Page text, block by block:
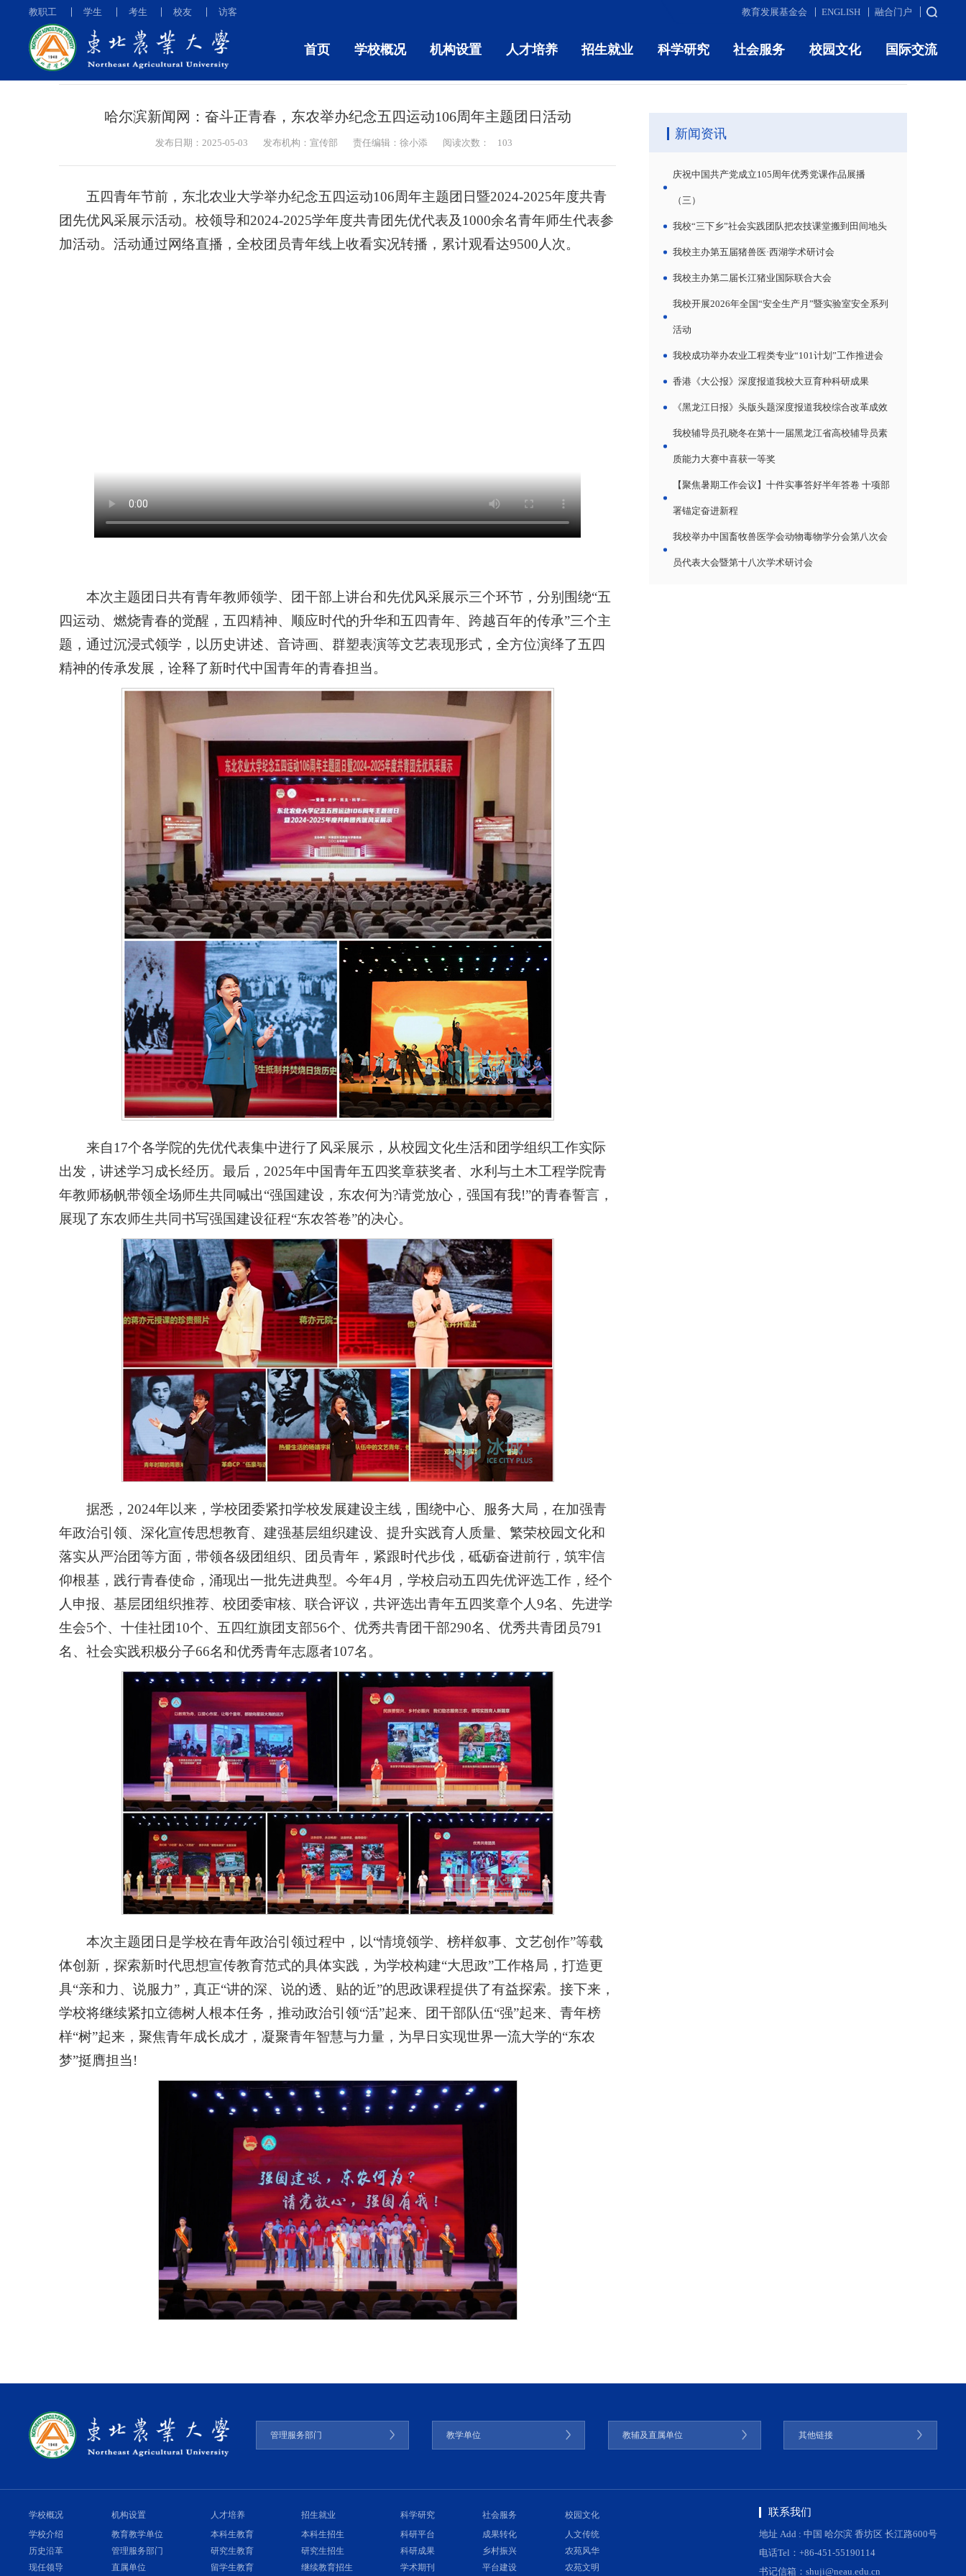
教职工 学生 考生 校友 访客 教育发展基金会 ENGLISH 融合门户
首页 学校概况 机构设置 人才培养 招生就业 科学研究 社会服务 校园文化 国际交流
媒体东农
哈尔滨新闻网：奋斗正青春，东农举办纪念五四运动106周年主题团日活动
发布日期：2025-05-03 发布机构：宣传部 责任编辑：徐小添 阅读次数： 103
五四青年节前，东北农业大学举办纪念五四运动106周年主题团日暨2024-2025年度共青
团先优风采展示活动。校领导和2024-2025学年度共青团先优代表及1000余名青年师生代表参
加活动。活动通过网络直播，全校团员青年线上收看实况转播，累计观看达9500人次。
本次主题团日共有青年教师领学、团干部上讲台和先优风采展示三个环节，分别围绕“五
四运动、燃烧青春的觉醒，五四精神、顺应时代的升华和五四青年、跨越百年的传承”三个主
题，通过沉浸式领学，以历史讲述、音诗画、群塑表演等文艺表现形式，全方位演绎了五四
精神的传承发展，诠释了新时代中国青年的青春担当。
来自17个各学院的先优代表集中进行了风采展示，从校园文化生活和团学组织工作实际
出发，讲述学习成长经历。最后，2025年中国青年五四奖章获奖者、水利与土木工程学院青
年教师杨帆带领全场师生共同喊出“强国建设，东农何为?请党放心，强国有我!”的青春誓言，
展现了东农师生共同书写强国建设征程“东农答卷”的决心。
据悉，2024年以来，学校团委紧扣学校发展建设主线，围绕中心、服务大局，在加强青
年政治引领、深化宣传思想教育、建强基层组织建设、提升实践育人质量、繁荣校园文化和
落实从严治团等方面，带领各级团组织、团员青年，紧跟时代步伐，砥砺奋进前行，筑牢信
仰根基，践行青春使命，涌现出一批先进典型。今年4月，学校启动五四先优评选工作，经个
人申报、基层团组织推荐、校团委审核、联合评议，共评选出青年五四奖章个人9名、先进学
生会5个、十佳社团10个、五四红旗团支部56个、优秀共青团干部290名、优秀共青团员791
名、社会实践积极分子66名和优秀青年志愿者107名。
本次主题团日是学校在青年政治引领过程中，以“情境领学、榜样叙事、文艺创作”等载
体创新，探索新时代思想宣传教育范式的具体实践，为学校构建“大思政”工作格局，打造更
具“亲和力、说服力”，真正“讲的深、说的透、贴的近”的思政课程提供了有益探索。接下来，
学校将继续紧扣立德树人根本任务，推动政治引领“活”起来、团干部队伍“强”起来、青年榜
样“树”起来，聚焦青年成长成才，凝聚青年智慧与力量，为早日实现世界一流大学的“东农
梦”挺膺担当!
新闻资讯
庆祝中国共产党成立105周年优秀党课作品展播
（三）
我校“三下乡”社会实践团队把农技课堂搬到田间地头
我校主办第五届猪兽医·西湖学术研讨会
我校主办第二届长江猪业国际联合大会
我校开展2026年全国“安全生产月”暨实验室安全系列
活动
我校成功举办农业工程类专业“101计划”工作推进会
香港《大公报》深度报道我校大豆育种科研成果
《黑龙江日报》头版头题深度报道我校综合改革成效
我校辅导员孔晓冬在第十一届黑龙江省高校辅导员素
质能力大赛中喜获一等奖
【聚焦暑期工作会议】十件实事答好半年答卷 十项部
署锚定奋进新程
我校举办中国畜牧兽医学会动物毒物学分会第八次会
员代表大会暨第十八次学术研讨会
管理服务部门 教学单位 教辅及直属单位 其他链接
学校概况
学校介绍
历史沿革
现任领导
机构设置
教育教学单位
管理服务部门
直属单位
人才培养
本科生教育
研究生教育
留学生教育
招生就业
本科生招生
研究生招生
继续教育招生
科学研究
科研平台
科研成果
学术期刊
社会服务
成果转化
乡村振兴
平台建设
校园文化
人文传统
农苑风华
农苑文明
联系我们
地址 Add : 中国 哈尔滨 香坊区 长江路600号
电话Tel：+86-451-55190114
书记信箱：shuji@neau.edu.cn